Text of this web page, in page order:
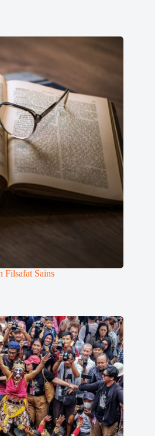
Filsafat Sains